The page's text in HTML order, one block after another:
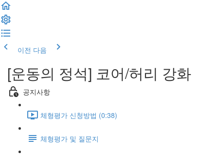
이전 다음
[운동의 정석] 코어/허리 강화
공지사항
체형평가 신청방법 (0:38)
체형평가 및 질문지